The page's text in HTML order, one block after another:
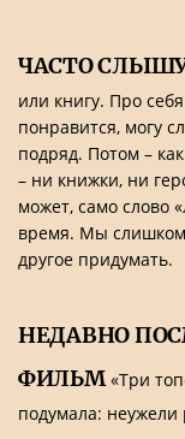
ЧАСТО
или книгу. Про
понравится, могу
подряд. Потом –
– ни книжки, ни
может, само слово
время. Мы слишком
другое придумать.
НЕДАВНО
ФИЛЬМ«Три
подумала: